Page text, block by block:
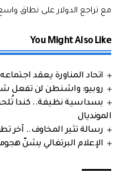
مع تراجع الدولار على نطاق
You Might Also Like
اتحاد المناورة يعقد اجتماعه
روبيو: واشنطن لن تفعل
بسداسية نظيفة.. كندا
المونديال
رسالة تثير المخاوف.. آخر
الإعلام البرتغالي يشنّ